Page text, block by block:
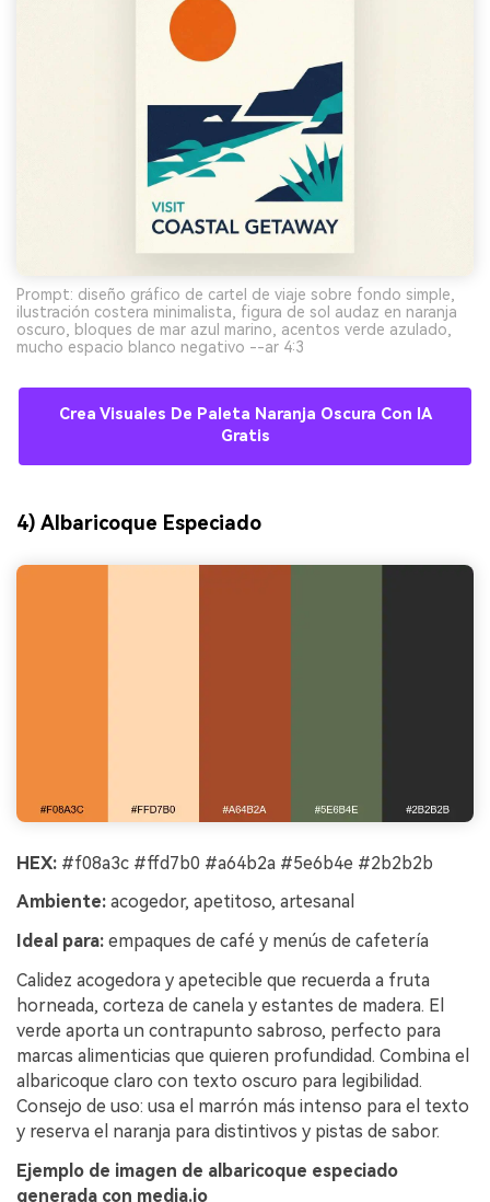
Prompt: diseño gráfico de cartel de viaje sobre fondo simple,
ilustración costera minimalista, figura de sol audaz en naranja
oscuro, bloques de mar azul marino, acentos verde azulado,
mucho espacio blanco negativo --ar 4:3
Crea Visuales De Paleta Naranja Oscura Con IA
Gratis
4) Albaricoque Especiado
HEX: #f08a3c #ffd7b0 #a64b2a #5e6b4e #2b2b2b
Ambiente: acogedor, apetitoso, artesanal
Ideal para: empaques de café y menús de cafetería
Calidez acogedora y apetecible que recuerda a fruta
horneada, corteza de canela y estantes de madera. El
verde aporta un contrapunto sabroso, perfecto para
marcas alimenticias que quieren profundidad. Combina el
albaricoque claro con texto oscuro para legibilidad.
Consejo de uso: usa el marrón más intenso para el texto
y reserva el naranja para distintivos y pistas de sabor.
Ejemplo de imagen de albaricoque especiado
generada con media.ioCrea imágenes IA